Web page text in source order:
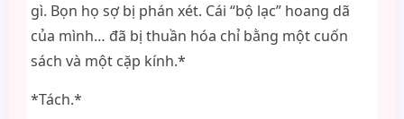
gì. Bọn họ sợ bị phán xét. Cái “bộ lạc” hoang dã
của mình… đã bị thuần hóa chỉ bằng một cuốn
sách và một cặp kính.*
*Tách.*